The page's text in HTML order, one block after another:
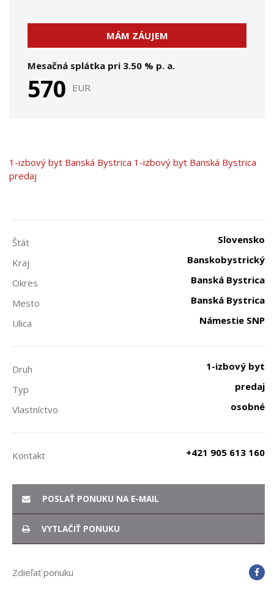
MÁM ZÁUJEM
Mesačná splátka pri 3.50 % p. a.
570 EUR
1-izbový byt Banská Bystrica 1-izbový byt Banská Bystrica
predaj
Štát
Slovensko
Kraj
Banskobystrický
Okres
Banská Bystrica
Mesto
Banská Bystrica
Ulica
Námestie SNP
Druh
1-izbový byt
Typ
predaj
Vlastníctvo
osobné
Kontakt +421 905 613 160
POSLAŤ PONUKU NA E-MAIL
VYTLAČIŤ PONUKU
Zdieľať ponuku